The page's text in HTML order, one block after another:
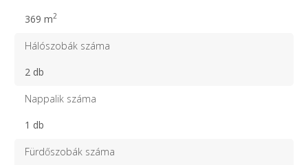
369 m2
Hálószobák száma
2 db
Nappalik száma
1 db
Fürdőszobák száma